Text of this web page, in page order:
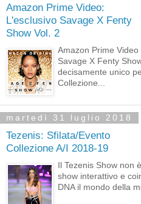
Amazon Prime Video:
L'esclusivo Savage X Fenty
Show Vol. 2
Amazon Prime Video
Savage X Fenty
decisamente unico
Collezione...
martedì 31 luglio 2018
Tezenis: Sfilata/Evento
Collezione A/I 2018-19
Il Tezenis Show non
show interattivo e
DNA il mondo della